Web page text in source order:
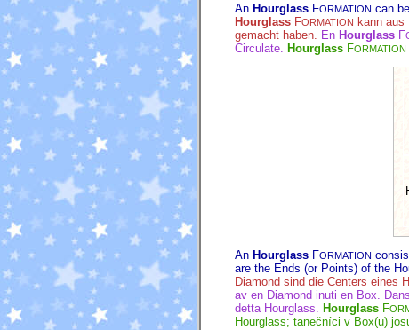
An Hourglass FORMATION can
Hourglass FORMATION kann aus
gemacht haben. En Hourglass F
Circulate. Hourglass FORMATION
An Hourglass FORMATION
are the Ends (or Points) of the
Diamond sind die Centers eines
av en Diamond inuti en Box.
detta Hourglass. Hourglass F
Hourglass; tanečníci v Box(u)